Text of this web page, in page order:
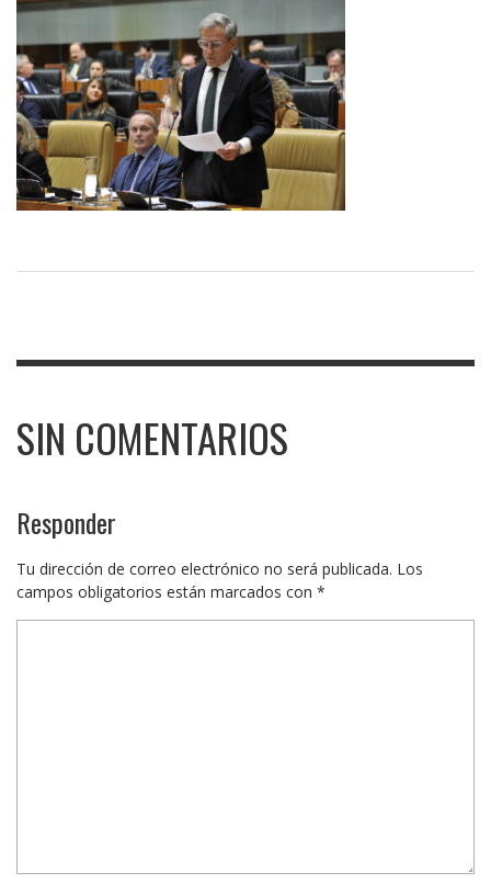
SIN COMENTARIOS
Responder
Tu dirección de correo electrónico no será publicada. Los
campos obligatorios están marcados con *